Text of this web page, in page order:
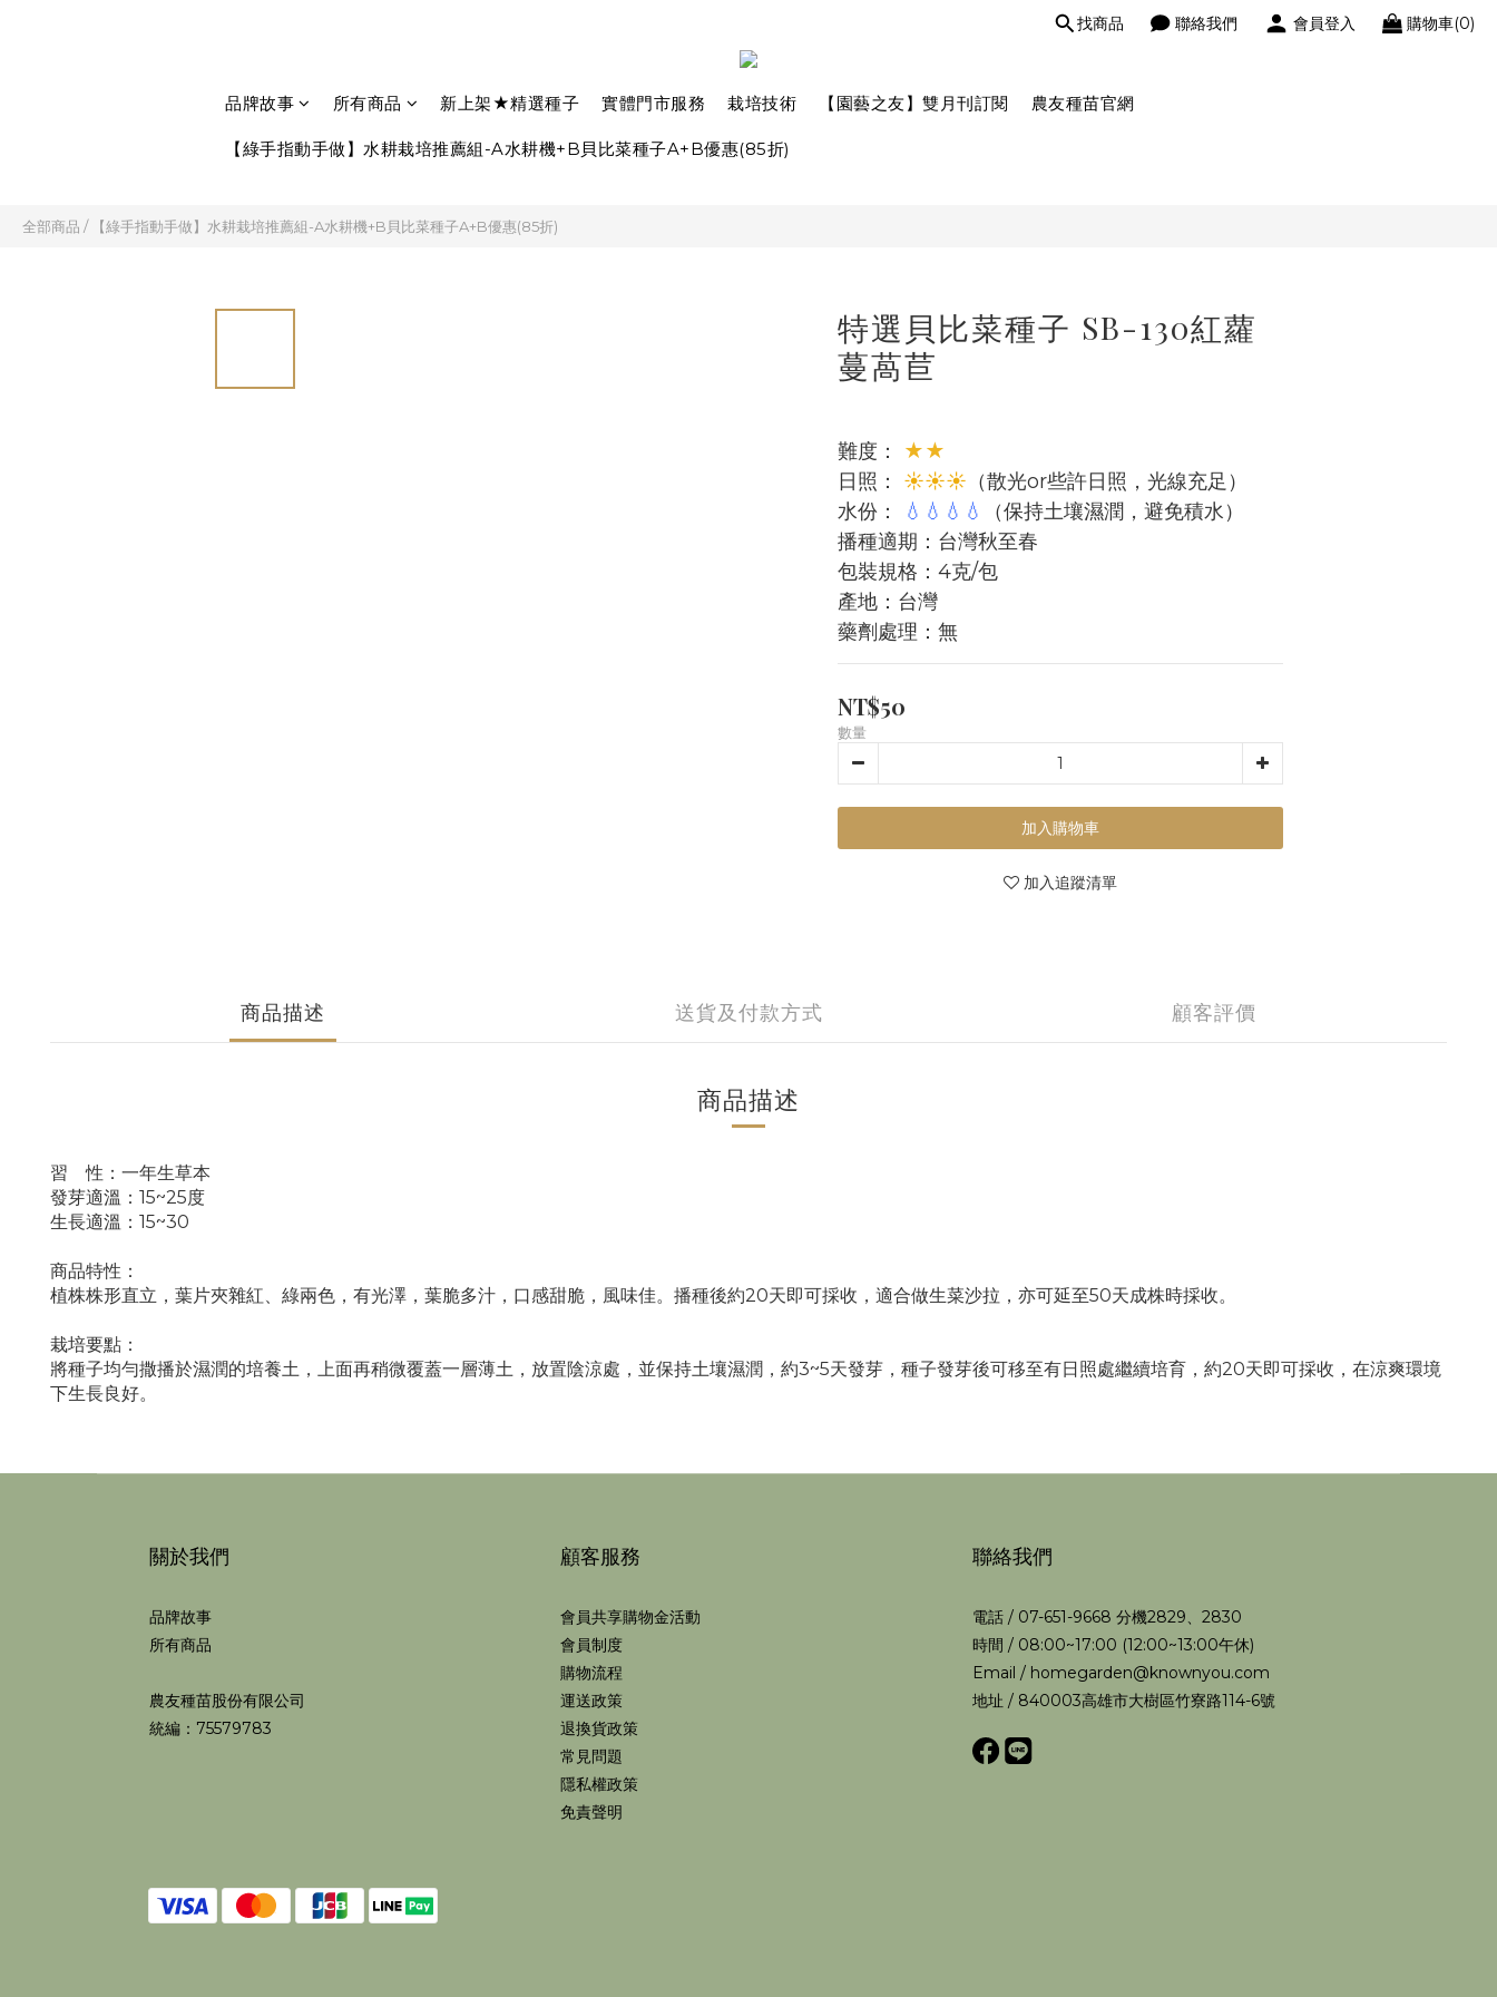
找商品 聯絡我們 會員登入 購物車(0)
品牌故事 所有商品 新上架★精選種子 實體門市服務 栽培技術 【園藝之友】雙月刊訂閱 農友種苗官網
【綠手指動手做】水耕栽培推薦組-A水耕機+B貝比菜種子A+B優惠(85折)
全部商品 / 【綠手指動手做】水耕栽培推薦組-A水耕機+B貝比菜種子A+B優惠(85折)
特選貝比菜種子 SB-130紅蘿
蔓萵苣
難度：
★★
日照： ☀☀☀ （散光or些許日照，光線充足）
水份：
💧💧💧💧
（保持土壤濕潤，避免積水）
播種適期：台灣秋至春
包裝規格：4克/包
產地：台灣
藥劑處理：無
NT$50
數量
加入購物車
加入追蹤清單
商品描述 送貨及付款方式 顧客評價
商品描述
習 性：一年生草本
發芽適溫：15~25度
生長適溫：15~30
商品特性：
植株株形直立，葉片夾雜紅、綠兩色，有光澤，葉脆多汁，口感甜脆，風味佳。播種後約20天即可採收，適合做生菜沙拉，亦可延至50天成株時採收。
栽培要點：
將種子均勻撒播於濕潤的培養土，上面再稍微覆蓋一層薄土，放置陰涼處，並保持土壤濕潤，約3~5天發芽，種子發芽後可移至有日照處繼續培育，約20天即可採收，在涼爽環境
下生長良好。
關於我們
品牌故事
所有商品
農友種苗股份有限公司
統編：75579783
顧客服務
會員共享購物金活動
會員制度
購物流程
運送政策
退換貨政策
常見問題
隱私權政策
免責聲明
聯絡我們
電話 / 07-651-9668 分機2829、2830
時間 / 08:00~17:00 (12:00~13:00午休)
Email / homegarden@knownyou.com
地址 / 840003高雄市大樹區竹寮路114-6號